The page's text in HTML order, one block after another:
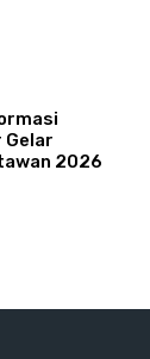
Gelar
2026